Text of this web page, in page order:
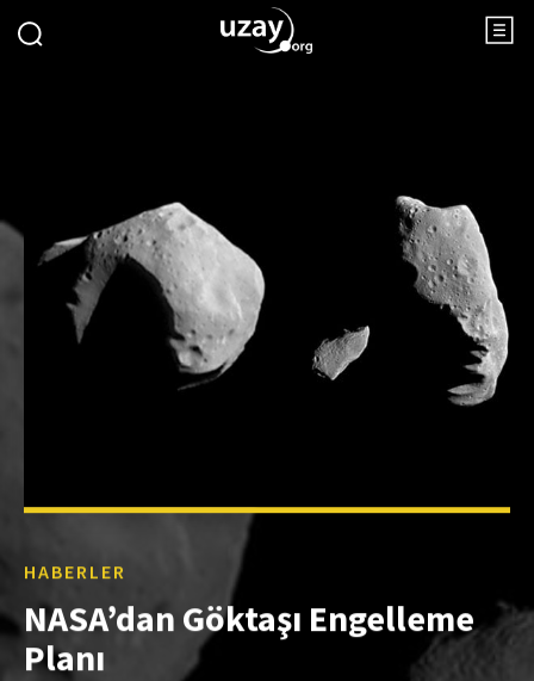
HABERLER
NASA’dan Göktaşı Engelleme
Planı